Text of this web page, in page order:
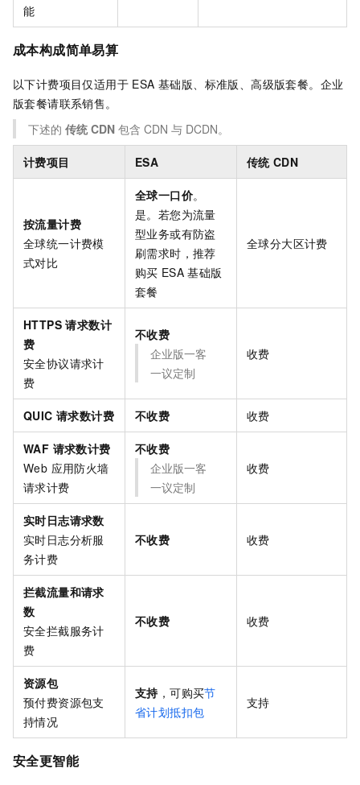
能
成本构成简单易算
以下计费项目仅适用于 ESA 基础版、标准版、高级版套餐。 企业
版套餐请联系销售。
下述的 传统 CDN 包含 CDN 与 DCDN。
计费项目 ESA 传统 CDN
按流量计费
全球统一计费模
式对比
全球一口价。
是。若您为流量
型业务或有防盗
刷需求时，推荐
购买 ESA 基础版
套餐
全球分大区计费
HTTPS 请求数计
费
安全协议请求计
费
不收费
企业版一客
一议定制
收费
QUIC 请求数计费 不收费 收费
WAF 请求数计费
Web 应用防火墙
请求计费
不收费
企业版一客
一议定制
收费
实时日志请求数
实时日志分析服
务计费
不收费 收费
拦截流量和请求
数
安全拦截服务计
费
不收费 收费
资源包
预付费资源包支
持情况
支持，可购买节
省计划抵扣包
支持
安全更智能